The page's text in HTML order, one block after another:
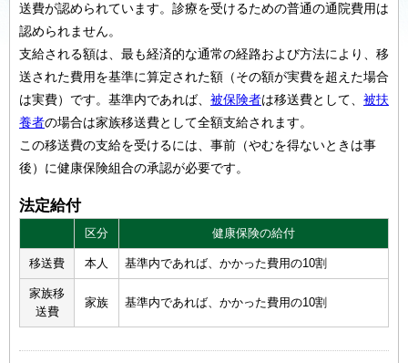
送費が認められています。診療を受けるための普通の通院費用は
認められません。
支給される額は、最も経済的な通常の経路および方法により、移
送された費用を基準に算定された額（その額が実費を超えた場合
は実費）です。基準内であれば、 被保険者は移送費として、 被扶
養者の場合は家族移送費として全額支給されます。
この移送費の支給を受けるには、事前（やむを得ないときは事
後）に健康保険組合の承認が必要です。
法定給付
区分 健康保険の給付
移送費 本人 基準内であれば、かかった費用の10割
家族移
送費
家族 基準内であれば、かかった費用の10割